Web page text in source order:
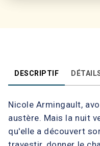
DESCRIPTIF
Nicole Armingault,
austère. Mais la nuit
qu'elle a découvert